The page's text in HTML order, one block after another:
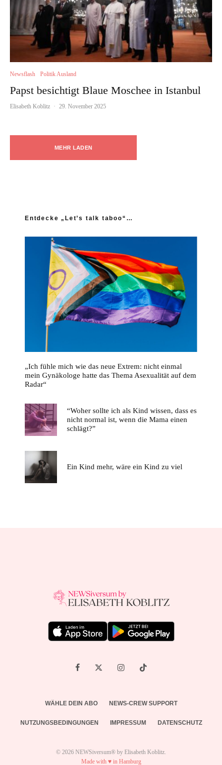
Newsflash Politik Ausland
Papst besichtigt Blaue Moschee in Istanbul
Elisabeth Koblitz · 29. November 2025
MEHR LADEN
Entdecke „Let’s talk taboo“…
„Ich fühle mich wie das neue Extrem: nicht einmal
mein Gynäkologe hatte das Thema Asexualität auf dem
Radar“
“Woher sollte ich als Kind wissen, dass es
nicht normal ist, wenn die Mama einen
schlägt?”
Ein Kind mehr, wäre ein Kind zu viel
WÄHLE DEIN ABO NEWS-CREW SUPPORT
NUTZUNGSBEDINGUNGEN IMPRESSUM DATENSCHUTZ
© 2026 NEWSiversum® by Elisabeth Koblitz.
Made with ♥ in Hamburg